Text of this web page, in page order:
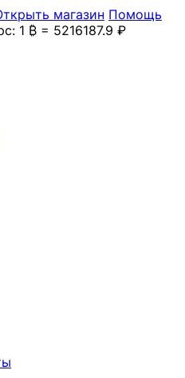
магазин Помощь
1 ₿ = 5216187.9 ₽